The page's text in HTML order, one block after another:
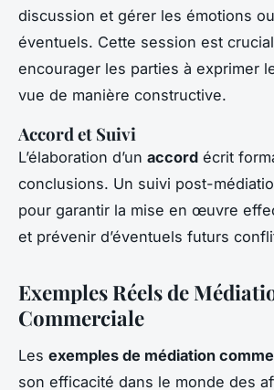
discussion et gérer les émotions
éventuels. Cette session est
encourager les parties à exprimer
vue de manière constructive.
Accord et Suivi
L’élaboration d’un accord écrit
conclusions. Un suivi post-
pour garantir la mise en œuvre
et prévenir d’éventuels futurs
Exemples Réels de
Commerciale
Les exemples de médiation
son efficacité dans le monde des